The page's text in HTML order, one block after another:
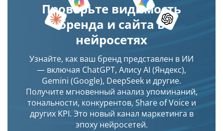
Проверьте видимость
бренда и сайта в
нейросетях
Узнайте, как ваш бренд представлен в ИИ
— включая ChatGPT, Алису AI (Яндекс),
Gemini (Google), DeepSeek и другие.
Получите мгновенный анализ упоминаний,
тональности, конкурентов, Share of Voice и
других KPI. Это новый канал маркетинга в
эпоху нейросетей.